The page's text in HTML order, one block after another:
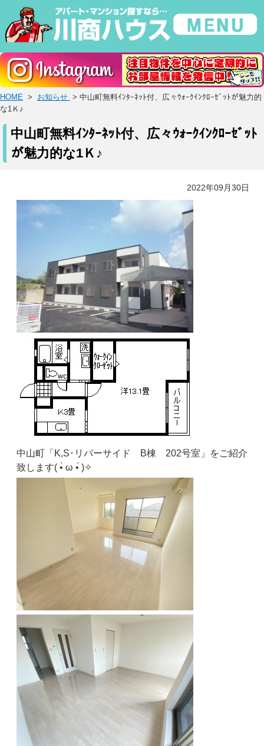
HOME > お知らせ > 中山町無料ｲﾝﾀｰﾈｯﾄ付、広々ｳｫｰｸｲﾝｸﾛｰｾﾞｯﾄが魅力的
な1Ｋ♪
中山町無料ｲﾝﾀｰﾈｯﾄ付、広々ｳｫｰｸｲﾝｸﾛｰｾﾞｯﾄ
が魅力的な1Ｋ♪
2022年09月30日
中山町「K,S･リバーサイド B棟 202号室」をご紹介
致します( •̀ ω •́ )✧